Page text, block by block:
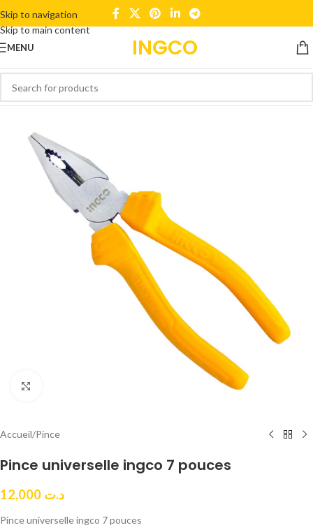
Skip to navigation
Skip to main content
MENU INGCO
Accueil/Pince
Pince universelle ingco 7 pouces
د.ت
Pince universelle ingco 7 pouces